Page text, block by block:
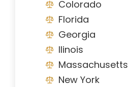
Colorado
Florida
Georgia
Ilinois
Massachusetts
New York